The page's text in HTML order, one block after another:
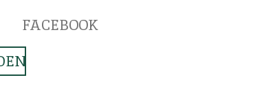
FACEBOOK